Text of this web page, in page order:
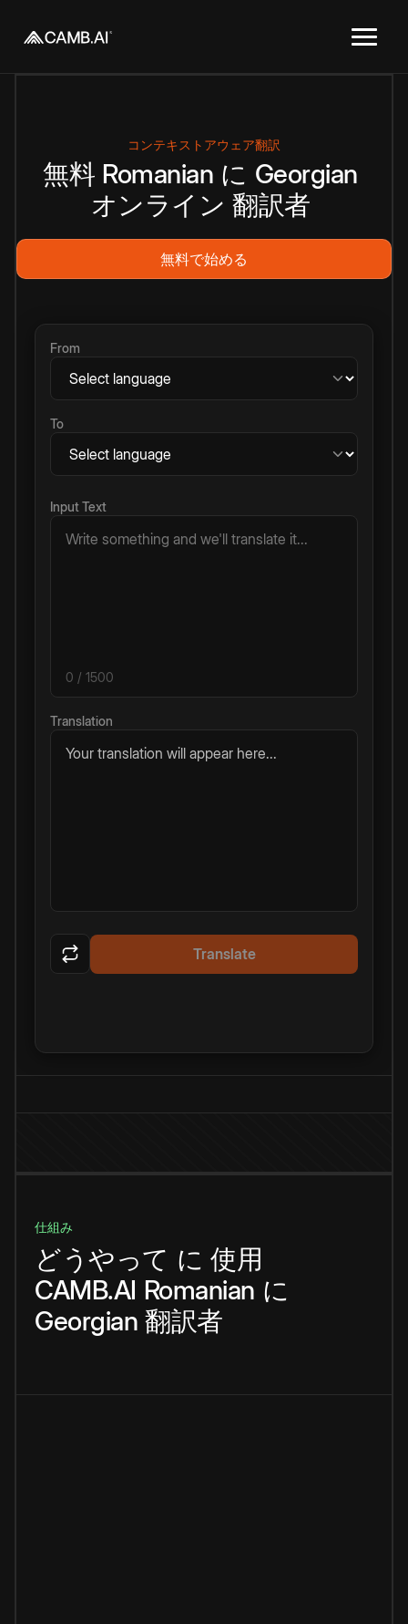
コンテキストアウェア翻訳
無料 Romanian に Georgian
オンライン 翻訳者
無料で始める
From
To
Input Text
0 / 1500
Translation
Your translation will appear here...
Translate
仕組み
どうやって に 使用
CAMB.AI Romanian に
Georgian 翻訳者